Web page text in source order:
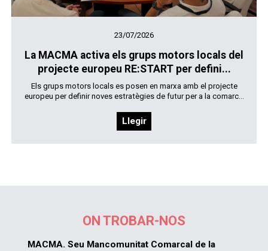
23/07/2026
La MACMA activa els grups motors locals del
projecte europeu RE:START per defini...
Els grups motors locals es posen en marxa amb el projecte
europeu per definir noves estratègies de futur per a la comarc...
Llegir
ON TROBAR-NOS
MACMA. Seu Mancomunitat Comarcal de la